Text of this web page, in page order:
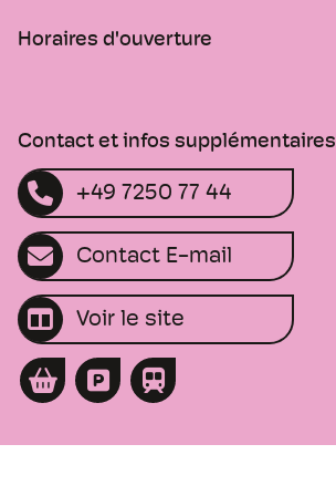
Horaires d'ouverture
Contact et infos supplémentaires
+49 7250 77 44
Contact E-mail
Voir le site